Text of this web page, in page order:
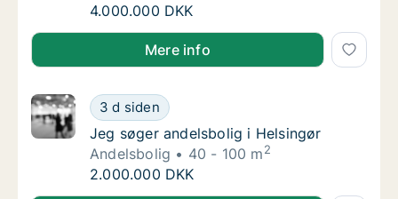
Eydbjørg søger andelsbolig i København
4.000.000 DKK
Eydbjørg søger andelsbolig i København
Mere info
Jeg søger andelsbolig i Helsingør
3 d siden
Jeg søger andelsbolig i Helsingør
Jeg søger andelsbolig i Helsingør
Andelsbolig
40 - 100 m2
Jeg søger andelsbolig i Helsingør
2.000.000 DKK